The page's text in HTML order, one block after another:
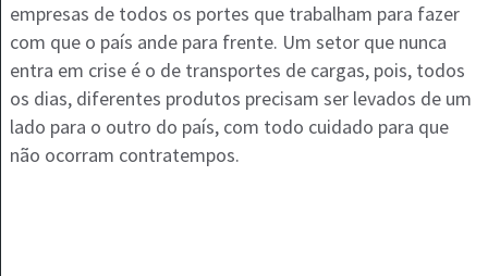
empresas de todos os portes que trabalham para fazer
com que o país ande para frente. Um setor que nunca
entra em crise é o de transportes de cargas, pois, todos
os dias, diferentes produtos precisam ser levados de um
lado para o outro do país, com todo cuidado para que
não ocorram contratempos.